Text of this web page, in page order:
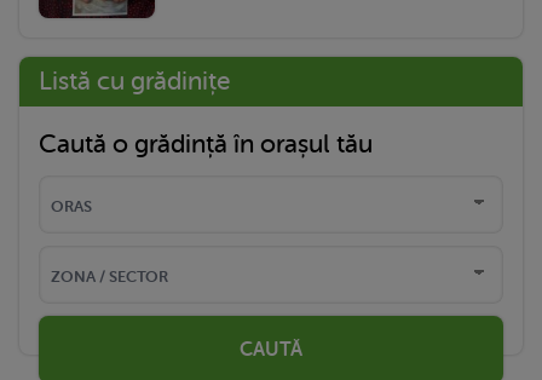
Listă cu grădinițe
Caută o grădință în orașul tău
CAUTĂ